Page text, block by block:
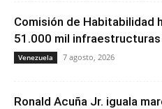
Comisión de Habitabilidad
51.000 mil infraestructuras
Venezuela 7 agosto, 2026
Ronald Acuña Jr. iguala